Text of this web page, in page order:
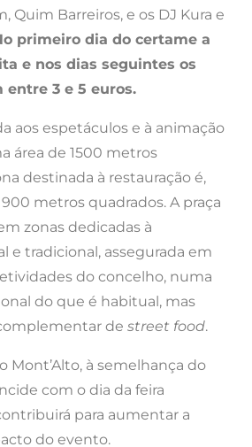
Quim Barreiros, e os DJ Kura e
primeiro dia do certame a
e nos dias seguintes os
3 e 5 euros.
aos espetáculos e à animação
área de 1500 metros
destinada à restauração é,
metros quadrados. A praça
zonas dedicadas à
e tradicional, assegurada em
do concelho, numa
do que é habitual, mas
de street food.
Mont’Alto, à semelhança do
com o dia da feira
para aumentar a
do evento.